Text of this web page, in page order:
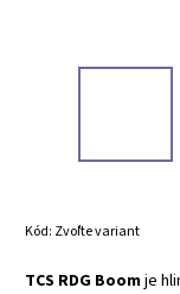
Kód: Zvoľte variant
TCS RDG Boomje